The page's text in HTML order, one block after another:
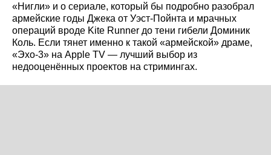
«Нигли» и о сериале, который бы подробно разобрал
армейские годы Джека от Уэст-Пойнта и мрачных
операций вроде Kite Runner до тени гибели Доминик
Коль. Если тянет именно к такой «армейской» драме,
«Эхо-3» на Apple TV — лучший выбор из
недооценённых проектов на стримингах.